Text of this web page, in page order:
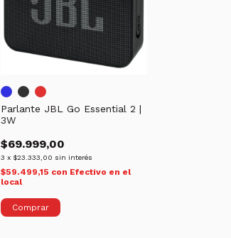
Parlante JBL Go Essential 2 |
3W
$69.999,00
3 x $23.333,00 sin interés
$59.499,15 con Efectivo en el
local
Comprar